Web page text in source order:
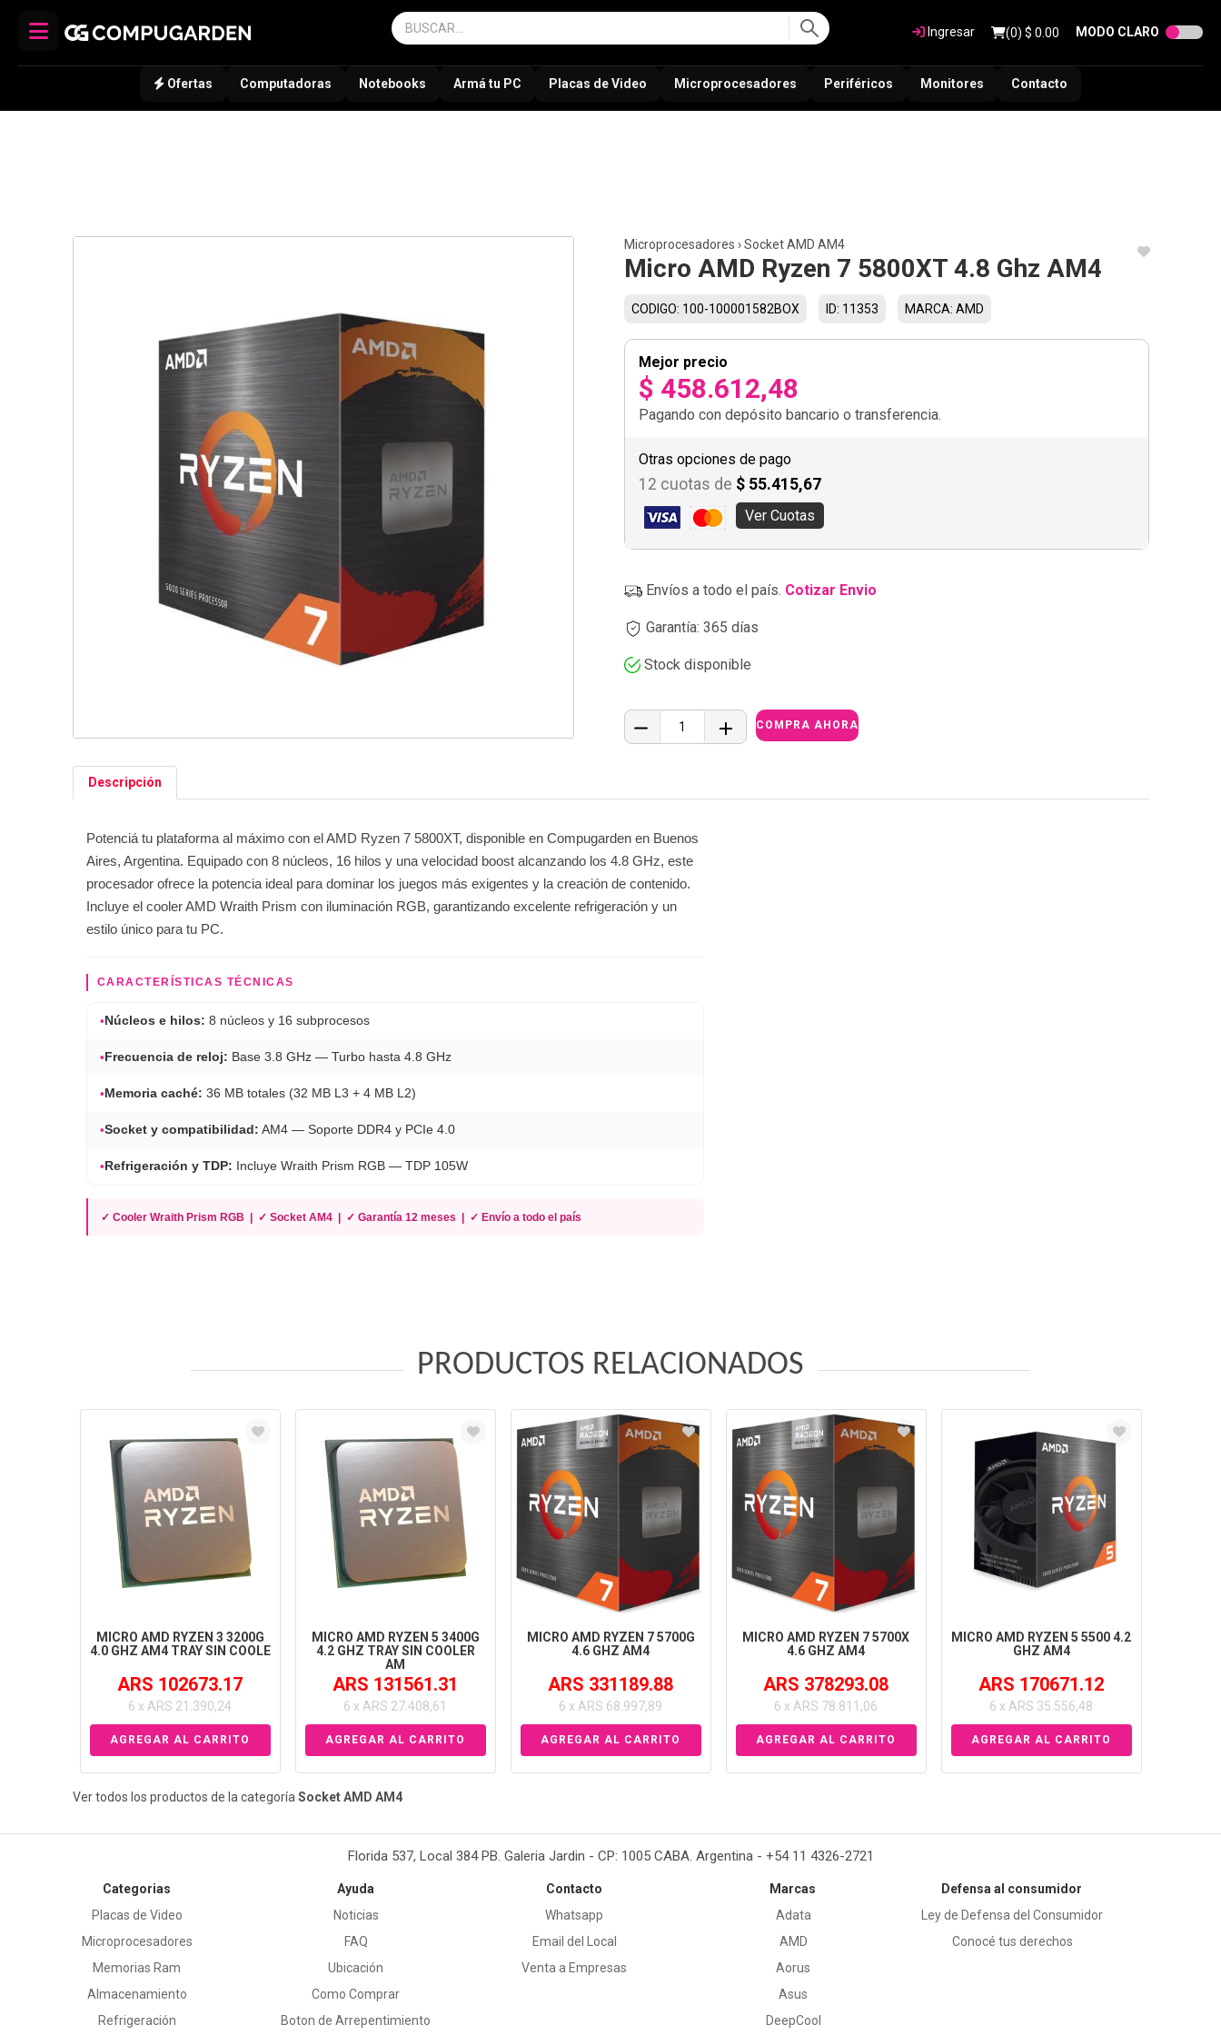
Ingresar (0) $ 0.00 MODO CLARO
Ofertas Computadoras Notebooks Armá tu PC Placas de Video Microprocesadores Periféricos Monitores Contacto
Microprocesadores ›Socket AMD AM4
Micro AMD Ryzen 7 5800XT 4.8 Ghz AM4
CODIGO: 100-100001582BOX ID: 11353 MARCA: AMD
Mejor precio
$ 458.612,48
Pagando con depósito bancario o transferencia.
Otras opciones de pago
12 cuotas de $ 55.415,67
Ver Cuotas
Envíos a todo el país. Cotizar Envio
Garantía: 365 días
Stock disponible
Descripción
Potenciá tu plataforma al máximo con el AMD Ryzen 7 5800XT, disponible en Compugarden en Buenos
Aires, Argentina. Equipado con 8 núcleos, 16 hilos y una velocidad boost alcanzando los 4.8 GHz, este
procesador ofrece la potencia ideal para dominar los juegos más exigentes y la creación de contenido.
Incluye el cooler AMD Wraith Prism con iluminación RGB, garantizando excelente refrigeración y un
estilo único para tu PC.
CARACTERÍSTICAS TÉCNICAS
•Núcleos e hilos: 8 núcleos y 16 subprocesos
•Frecuencia de reloj: Base 3.8 GHz — Turbo hasta 4.8 GHz
•Memoria caché: 36 MB totales (32 MB L3 + 4 MB L2)
•Socket y compatibilidad: AM4 — Soporte DDR4 y PCIe 4.0
•Refrigeración y TDP: Incluye Wraith Prism RGB — TDP 105W
✓ Cooler Wraith Prism RGB | ✓ Socket AM4 | ✓ Garantía 12 meses | ✓ Envío a todo el país
PRODUCTOS RELACIONADOS
MICRO AMD RYZEN 3 3200G
4.0 GHZ AM4 TRAY SIN COOLE
ARS 102673.17
6 x ARS 21.390,24
MICRO AMD RYZEN 5 3400G
4.2 GHZ TRAY SIN COOLER
AM
ARS 131561.31
6 x ARS 27.408,61
MICRO AMD RYZEN 7 5700G
4.6 GHZ AM4
ARS 331189.88
6 x ARS 68.997,89
MICRO AMD RYZEN 7 5700X
4.6 GHZ AM4
ARS 378293.08
6 x ARS 78.811,06
MICRO AMD RYZEN 5 5500 4.2
GHZ AM4
ARS 170671.12
6 x ARS 35.556,48
Ver todos los productos de la categoría Socket AMD AM4
Florida 537, Local 384 PB. Galeria Jardin - CP: 1005 CABA. Argentina - +54 11 4326-2721
Categorias
Placas de Video
Microprocesadores
Memorias Ram
Almacenamiento
Refrigeración
Ayuda
Noticias
FAQ
Ubicación
Como Comprar
Boton de Arrepentimiento
Contacto
Whatsapp
Email del Local
Venta a Empresas
Marcas
Adata
AMD
Aorus
Asus
DeepCool
Defensa al consumidor
Ley de Defensa del Consumidor
Conocé tus derechos